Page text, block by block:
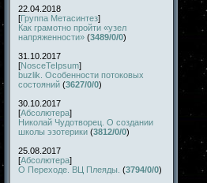
22.04.2018
[Группа Метасинтез]
Как грамотно пройти «узел
напряженности» (3489/0/0)
31.10.2017
[NosceTeIpsum]
buzlik. Особенности потоковых
состояний (3627/0/0)
30.10.2017
[Абсолютера]
Николай Чудотворец. О создании
школы эзотерики (3812/0/0)
25.08.2017
[Абсолютера]
О Переходе. ВЦ Плеяды. (3794/0/0)